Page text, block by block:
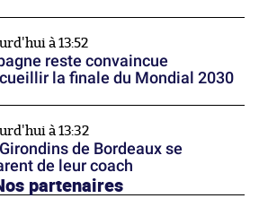
à 13:52
reste convaincue
la finale du Mondial 2030
à 13:32
de Bordeaux se
de leur coach
partenaires